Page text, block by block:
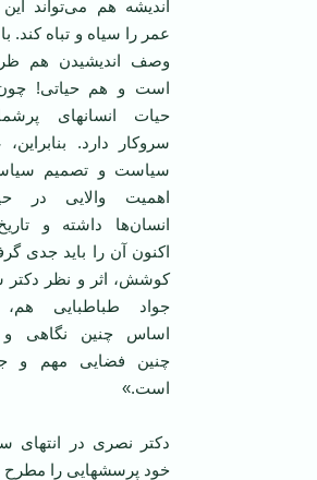
اندیشه هم می‌تواند
عمر را سیاه و تباه کند.
وصف اندیشیدن هم
است و هم حیاتی!
حیات انسانهای
سروکار دارد. بنابراین،
سیاست و تصمیم
اهمیت والایی در
انسان‌ها داشته و
اکنون آن را باید جدی
کوشش، اثر و نظر دکتر
جواد طباطبایی هم،
اساس چنین نگاهی و
چنین فضایی مهم و
است.»
دکتر نصری در انتهای
خود پرسشهایی را مطرح